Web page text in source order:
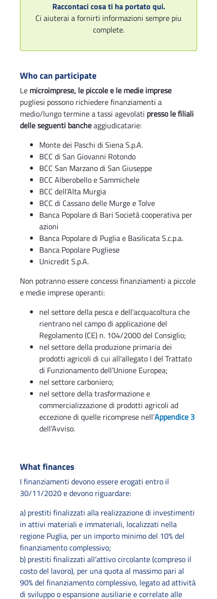
Raccontaci cosa ti ha portato qui.
Ci aiuterai a fornirti informazioni sempre piu
complete.
Who can participate
Le microimprese, le piccole e le medie imprese
pugliesi possono richiedere finanziamenti a
medio/lungo termine a tassi agevolati presso le filiali
delle seguenti bancheaggiudicatarie:
Monte dei Paschi di Siena S.p.A.
BCC di San Giovanni Rotondo
BCC San Marzano di San Giuseppe
BCC Alberobello e Sammichele
BCC dell’Alta Murgia
BCC di Cassano delle Murge e Tolve
Banca Popolare di Bari Società cooperativa per
azioni
Banca Popolare di Puglia e Basilicata S.c.p.a.
Banca Popolare Pugliese
Unicredit S.p.A.
Non potranno essere concessi finanziamenti a piccole
e medie imprese operanti:
nel settore della pesca e dell'acquacoltura che
rientrano nel campo di applicazione del
Regolamento (CE) n. 104/2000 del Consiglio;
nel settore della produzione primaria dei
prodotti agricoli di cui all'allegato I del Trattato
di Funzionamento dell’Unione Europea;
nel settore carboniero;
nel settore della trasformazione e
commercializzazione di prodotti agricoli ad
eccezione di quelle ricomprese nell’Appendice 3
dell’Avviso.
What finances
I finanziamenti devono essere erogati entro il
30/11/2020 e devono riguardare:
a) prestiti finalizzati alla realizzazione di investimenti
in attivi materiali e immateriali, localizzati nella
regione Puglia, per un importo minimo del 10% del
finanziamento complessivo;
b) prestiti finalizzati all’attivo circolante (compreso il
costo del lavoro), per una quota al massimo pari al
90% del finanziamento complessivo, legato ad attività
di sviluppo o espansione ausiliarie e correlate alle